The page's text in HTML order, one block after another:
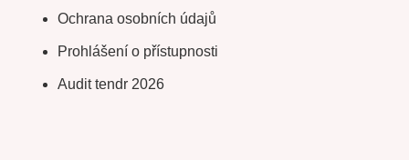
Ochrana osobních údajů
Prohlášení o přístupnosti
Audit tendr 2026